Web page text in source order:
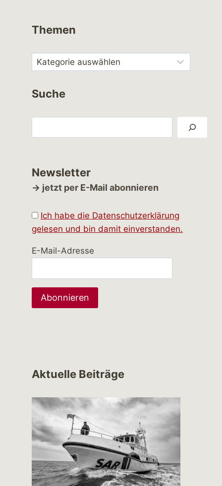
Themen
Suche
Newsletter
→ jetzt per E-Mail abonnieren
Ich habe die Datenschutzerklärung
gelesen und bin damit einverstanden.
E-Mail-Adresse
Aktuelle Beiträge